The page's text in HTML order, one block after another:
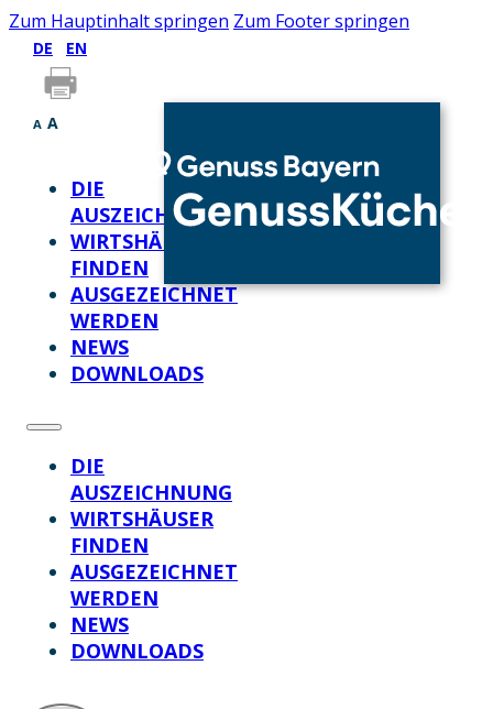
Zum Hauptinhalt springen Zum Footer springen
DE EN
A A
DIE
AUSZEICHNUNG
WIRTSHÄUSER
FINDEN
AUSGEZEICHNET
WERDEN
NEWS
DOWNLOADS
DIE
AUSZEICHNUNG
WIRTSHÄUSER
FINDEN
AUSGEZEICHNET
WERDEN
NEWS
DOWNLOADS